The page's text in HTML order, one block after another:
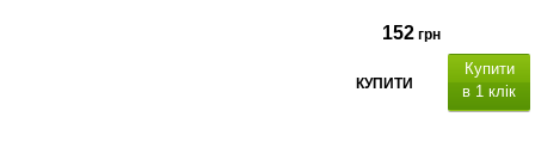
152 грн
КУПИТИ
Купити
в 1 клік